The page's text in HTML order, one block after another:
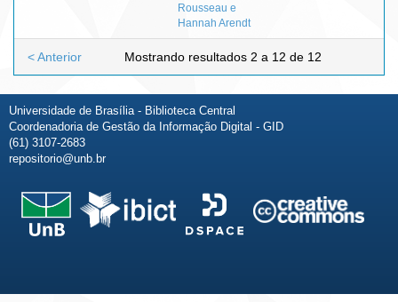
Rousseau e
Hannah Arendt
Mostrando resultados 2 a 12 de 12
< Anterior
Universidade de Brasília - Biblioteca Central
Coordenadoria de Gestão da Informação Digital - GID
(61) 3107-2683
repositorio@unb.br